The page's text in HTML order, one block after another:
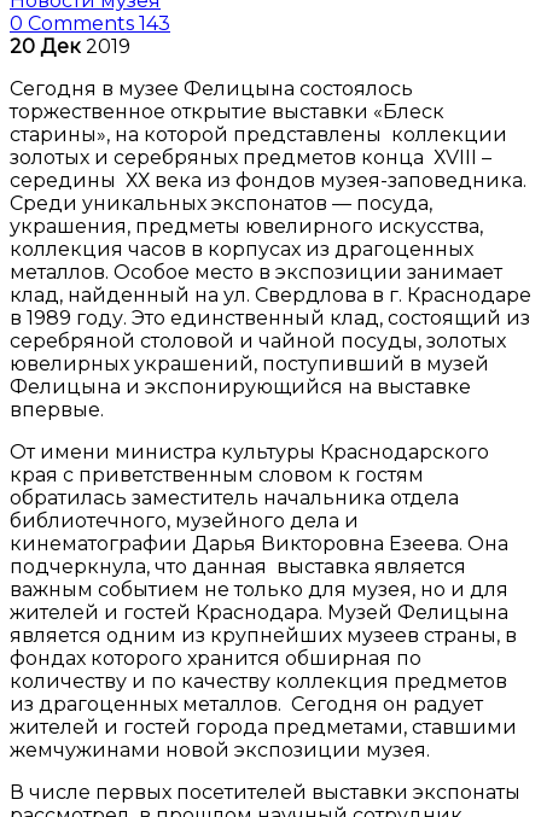
0 Comments 143
20 Дек 2019
Сегодня в музее Фелицына состоялось
торжественное открытие выставки «Блеск
старины», на которой представлены коллекции
золотых и серебряных предметов конца ХVIII –
середины ХХ века из фондов музея-заповедника.
Среди уникальных экспонатов — посуда,
украшения, предметы ювелирного искусства,
коллекция часов в корпусах из драгоценных
металлов. Особое место в экспозиции занимает
клад, найденный на ул. Свердлова в г. Краснодаре
в 1989 году. Это единственный клад, состоящий из
серебряной столовой и чайной посуды, золотых
ювелирных украшений, поступивший в музей
Фелицына и экспонирующийся на выставке
впервые.
От имени министра культуры Краснодарского
края с приветственным словом к гостям
обратилась заместитель начальника отдела
библиотечного, музейного дела и
кинематографии Дарья Викторовна Езеева. Она
подчеркнула, что данная выставка является
важным событием не только для музея, но и для
жителей и гостей Краснодара. Музей Фелицына
является одним из крупнейших музеев страны, в
фондах которого хранится обширная по
количеству и по качеству коллекция предметов
из драгоценных металлов. Сегодня он радует
жителей и гостей города предметами, ставшими
жемчужинами новой экспозиции музея.
В числе первых посетителей выставки экспонаты